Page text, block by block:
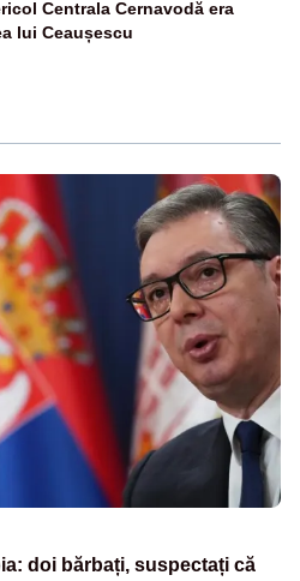
Centrala Cernavodă era
lui Ceaușescu
doi bărbați, suspectați că